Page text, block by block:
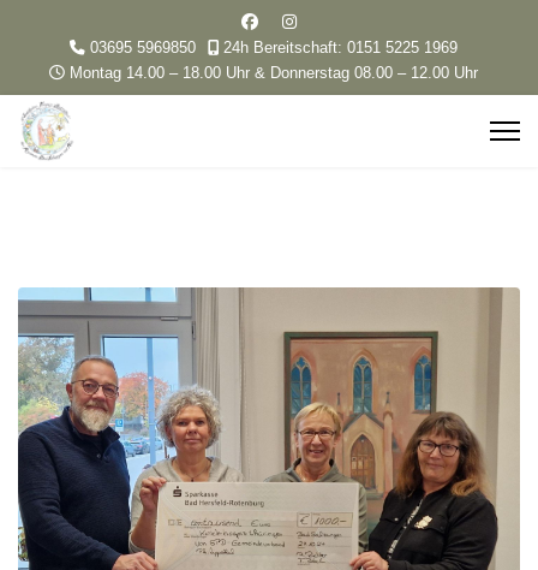
03695 5969850
24h Bereitschaft: 0151 5225 1969
Montag 14.00 – 18.00 Uhr & Donnerstag 08.00 – 12.00 Uhr